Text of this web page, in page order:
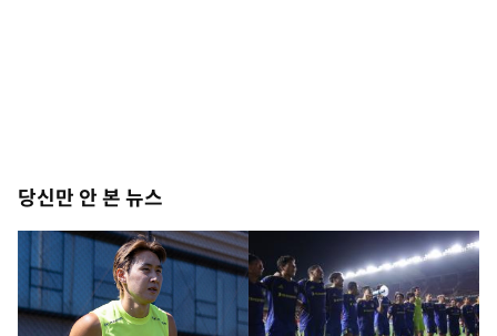
당신만 안 본 뉴스